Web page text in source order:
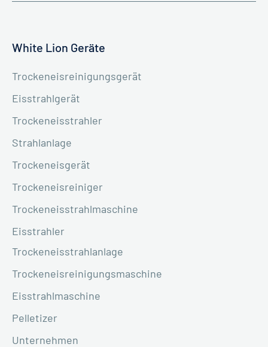
White Lion Geräte
Trockeneisreinigungsgerät
Eisstrahlgerät
Trockeneisstrahler
Strahlanlage
Trockeneisgerät
Trockeneisreiniger
Trockeneisstrahlmaschine
Eisstrahler
Trockeneisstrahlanlage
Trockeneisreinigungsmaschine
Eisstrahlmaschine
Pelletizer
Unternehmen